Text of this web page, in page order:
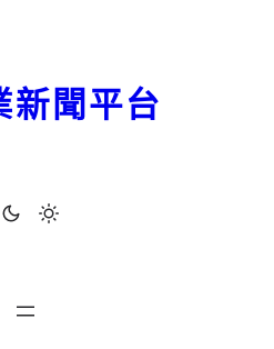
新聞平台